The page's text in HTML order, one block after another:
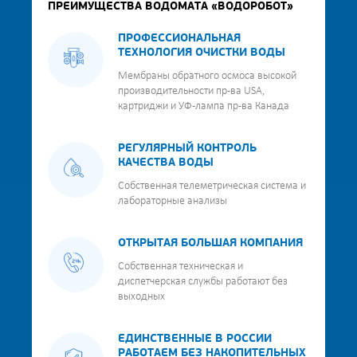
ПРЕИМУЩЕСТВА ВОДОМАТА «ВОДОРОБОТ»
ПРОФЕССИОНАЛЬНАЯ
ТЕХНОЛОГИЯ ОЧИСТКИ ВОДЫ
Мембраны обратного осмоса высокой
производительности пр-ва USA,
картриджи и УФ-лампа пр-ва Канада
РЕГУЛЯРНЫЙ КОНТРОЛЬ
КАЧЕСТВА ВОДЫ
Собственная телеметрическая система и
лабораторные анализы
ОТКРЫТАЯ БОЛЬШАЯ КОМПАНИЯ
Собственная техническая и
диспетчерская службы работают без
выходных
ЕДИНСТВЕННЫЕ В РОССИИ
РАБОТАЕМ БЕЗ НАКОПИТЕЛЬНЫХ